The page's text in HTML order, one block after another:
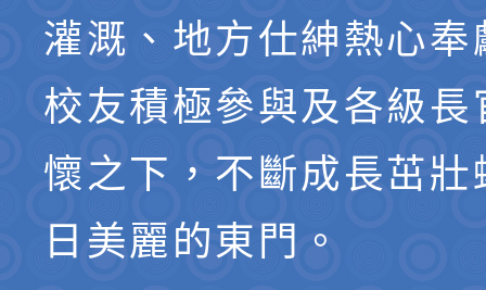
灌溉、地方仕紳熱心奉
校友積極參與及各級長
懷之下，不斷成長茁壯
日美麗的東門。